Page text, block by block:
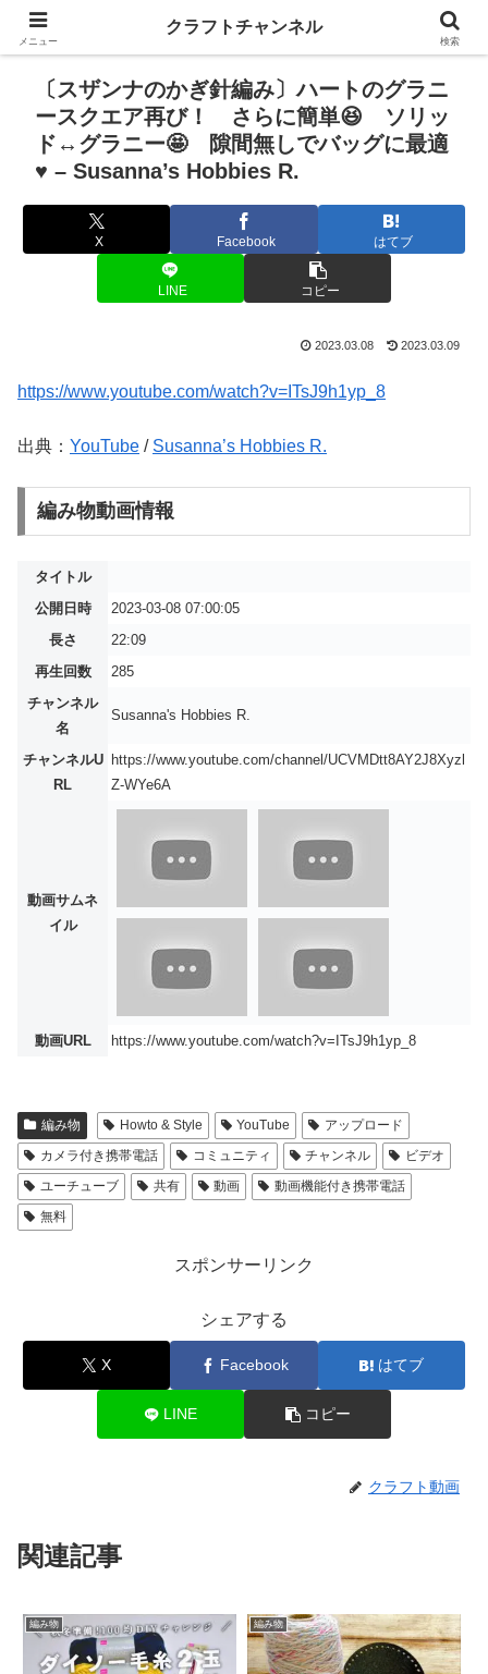
〔スザンナのかぎ針編み〕ハートのグラニ
ースクエア再び！ さらに簡単😆 ソリッ
ド↔️グラニー🤩 隙間無しでバッグに最適
♥️ – Susanna’s Hobbies R.
X Facebook はてブ
LINE コピー
2023.03.08 2023.03.09
https://www.youtube.com/watch?v=ITsJ9h1yp_8
出典： YouTube / Susanna’s Hobbies R.
編み物動画情報
タイトル
公開日時
2023-03-08 07:00:05
長さ
22:09
再生回数
285
チャンネル
名
Susanna's Hobbies R.
チャンネルU
RL
https://www.youtube.com/channel/UCVMDtt8AY2J8Xyzl
Z-WYe6A
動画サムネ
イル
動画URL https://www.youtube.com/watch?v=ITsJ9h1yp_8
編み物 Howto & Style YouTube
アップロード
カメラ付き携帯電話
コミュニティ チャンネル
ビデオ
ユーチューブ
共有 動画
動画機能付き携帯電話
無料
スポンサーリンク
シェアする
X Facebook はてブ
LINE コピー
クラフト動画
関連記事
編み物 編み物
メニュー
クラフトチャンネル
検索